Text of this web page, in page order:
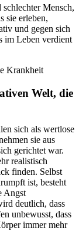
Mensch,
sie erleben,
und gegen sich
im Leben verdient
Welt, die
sich als wertlose
sie aus
gerichtet war.
realistisch
finden. Selbst
ist, besteht
Angst
deutlich, dass
unbewusst, dass
immer mehr